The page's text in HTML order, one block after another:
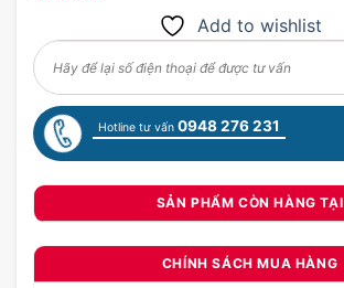
Add to wishlist
Hotline tư vấn 0948 276 231
SẢN PHẨM CÒN HÀNG TẠI
CHÍNH SÁCH MUA HÀNG